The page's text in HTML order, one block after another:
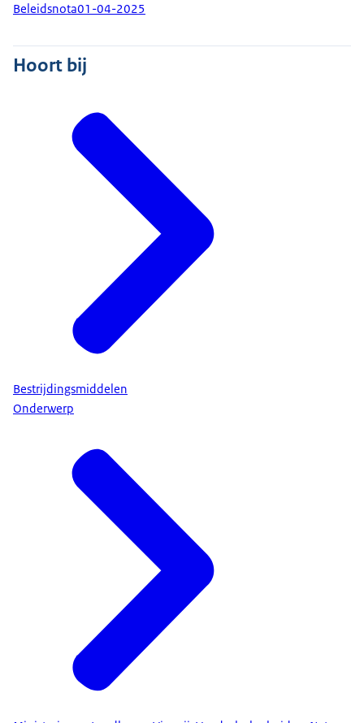
Beleidsnota01-04-2025
Hoort bij
Bestrijdingsmiddelen
Onderwerp